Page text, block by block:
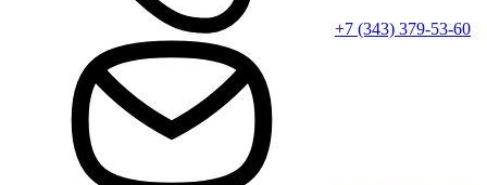
+7 (343) 379-53-60